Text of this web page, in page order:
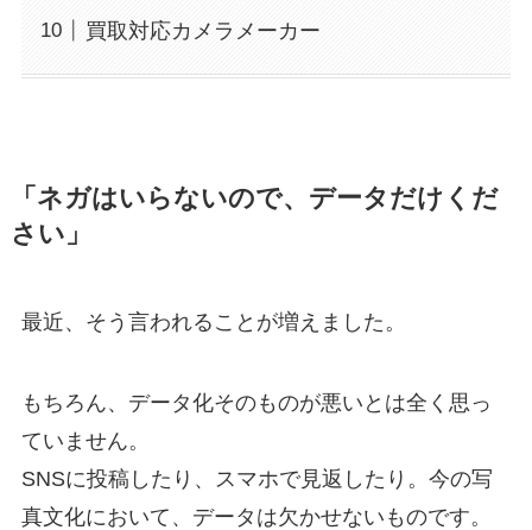
買取対応カメラメーカー
「ネガはいらないので、データだけくだ
さい」
最近、そう言われることが増えました。
もちろん、データ化そのものが悪いとは全く思っ
ていません。
SNSに投稿したり、スマホで見返したり。今の写
真文化において、データは欠かせないものです。